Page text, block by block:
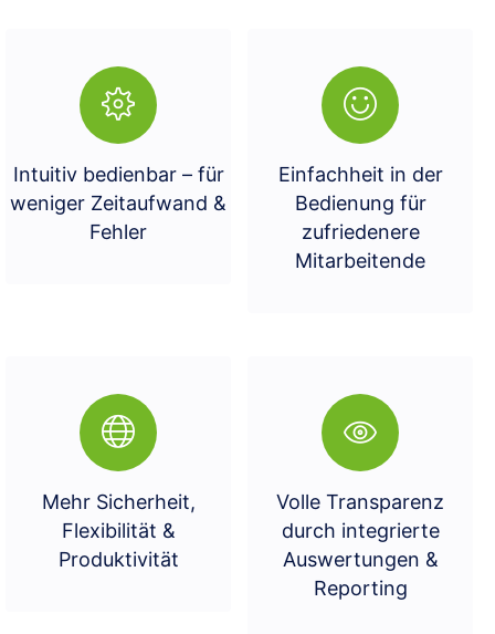
Intuitiv bedienbar – für
weniger Zeitaufwand &
Fehler
Einfachheit in der
Bedienung für
zufriedenere
Mitarbeitende
Mehr Sicherheit,
Flexibilität &
Produktivität
Volle Transparenz
durch integrierte
Auswertungen &
Reporting